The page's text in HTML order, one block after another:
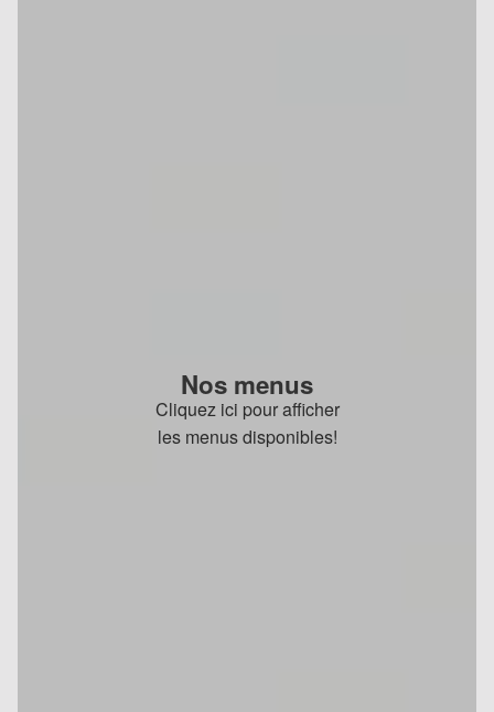
Nos menus
Cliquez ici pour afficher
les menus disponibles!